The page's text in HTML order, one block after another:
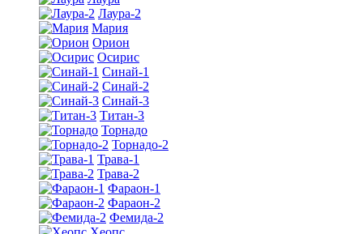
Лаура-2
Мария
Орион
Осирис
Синай-1
Синай-2
Синай-3
Титан-3
Торнадо
Торнадо-2
Трава-1
Трава-2
Фараон-1
Фараон-2
Фемида-2